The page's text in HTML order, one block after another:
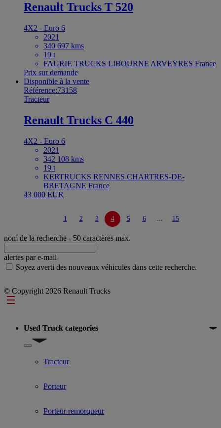
Renault Trucks T 520
4X2 - Euro 6
2021
340 697 kms
19 t
FAURIE TRUCKS LIBOURNE ARVEYRES France
Prix sur demande
Disponible à la vente
Référence:73158
Tracteur
Renault Trucks C 440
4X2 - Euro 6
2021
342 108 kms
19 t
KERTRUCKS RENNES CHARTRES-DE-
BRETAGNE France
43 000 EUR
1 2 3 4 5 6 ... 15
nom de la recherche - 50 caractères max.
alertes par e-mail
Soyez averti des nouveaux véhicules dans cette recherche.
© Copyright 2026 Renault Trucks
Footer
Used Truck categories
Show submenu for Used Truck categories
Tracteur
Porteur
Porteur remorqueur